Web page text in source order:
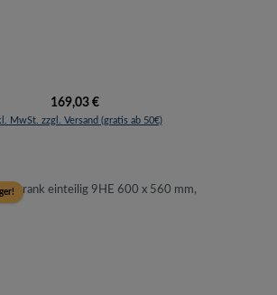
Regulärer Preis:
169,03 €
MwSt. zzgl. Versand (gratis ab 50€)